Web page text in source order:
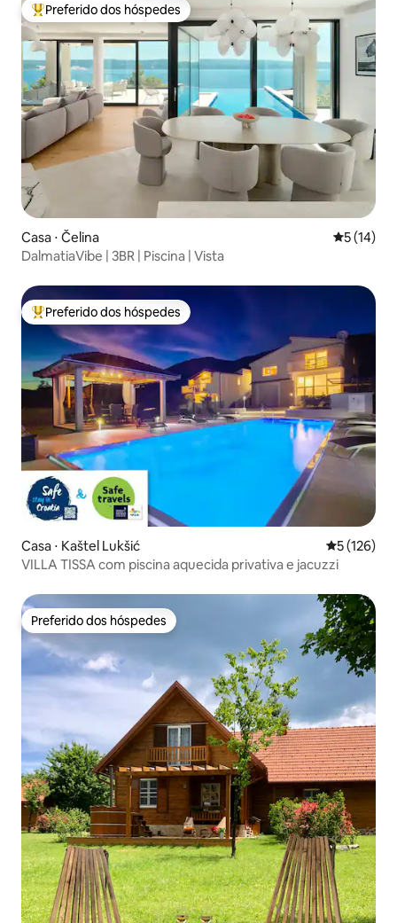
Entre os melhores preferidos dos hóspedes
Preferido dos hóspedes
Casa ⋅ Čelina 5 de uma
5 (14)
DalmatiaVibe | 3BR | Piscina | Vista
Entre os melhores preferidos dos hóspedes
Preferido dos hóspedes
Casa ⋅ Kaštel Lukšić 5 de uma
5 (126)
VILLA TISSA com piscina aquecida privativa e jacuzzi
Preferido dos hóspedes
Preferido dos hóspedes